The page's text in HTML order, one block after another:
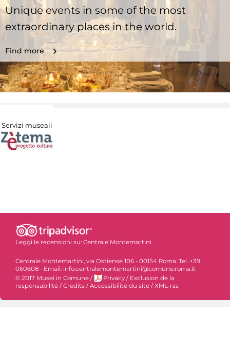
Unique events in some of the most
extraordinary places in the world.
Find more
Servizi museali
Leggi le recensioni su: Centrale Montemartini
Centrale Montemartini, via Ostiense 106 - 00154 Roma. Tel. +39
060608 - Email: info.centralemontemartini@comune.roma.it
© 2017 Musei in Comune / Privacy / Exclusion de la
responsabilité / Credits / Accessibilité du site / XML-rss